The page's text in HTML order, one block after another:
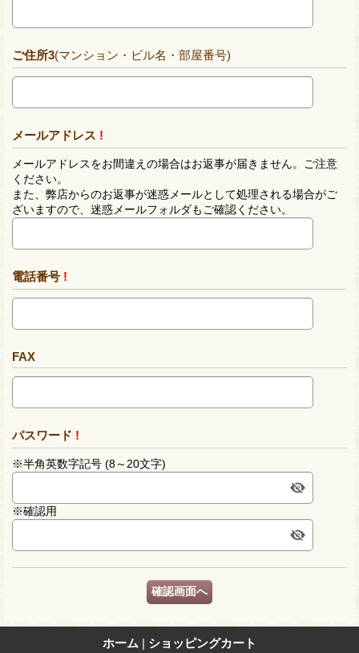
ご住所3(マンション・ビル名・部屋番号)
メールアドレス !
メールアドレスをお間違えの場合はお返事が届きません。ご注意
ください。
また、弊店からのお返事が迷惑メールとして処理される場合がご
ざいますので、迷惑メールフォルダもご確認ください。
電話番号 !
FAX
パスワード !
※半角英数字記号 (8～20文字)
※確認用
ホーム | ショッピングカート